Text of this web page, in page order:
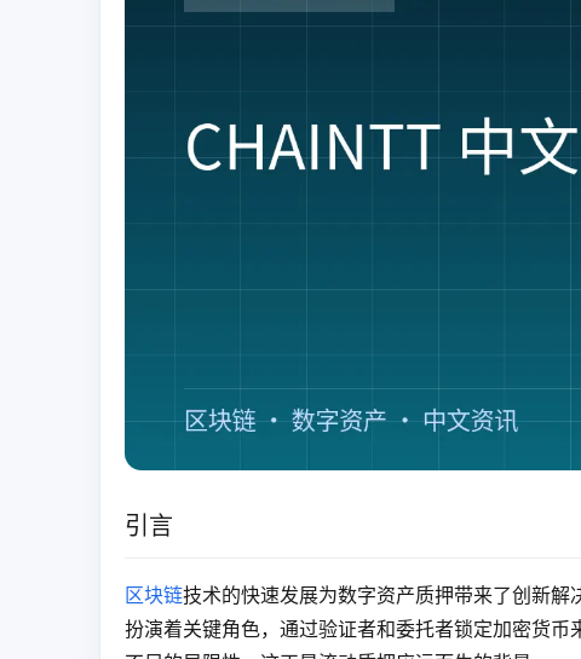
引言
区块链技术的快速发展为数字资产质押带来了创新
扮演着关键角色，通过验证者和委托者锁定加密货